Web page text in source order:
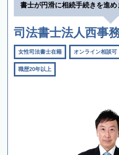
書士が円滑に相続手続きを進め
司法書士法人西事
女性司法書士在籍 オンライン相談可
職歴20年以上